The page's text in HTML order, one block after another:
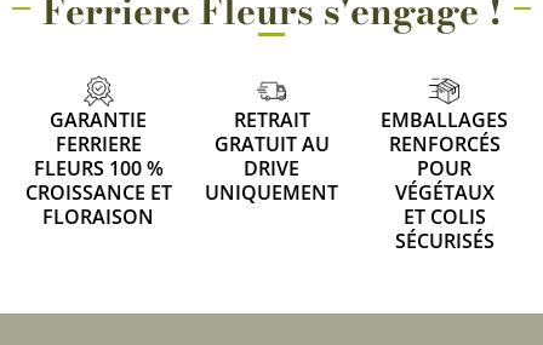
GARANTIE
FERRIERE
FLEURS 100 %
CROISSANCE ET
FLORAISON
RETRAIT
GRATUIT AU
DRIVE
UNIQUEMENT
EMBALLAGES
RENFORCÉS
POUR
VÉGÉTAUX
ET COLIS
SÉCURISÉS